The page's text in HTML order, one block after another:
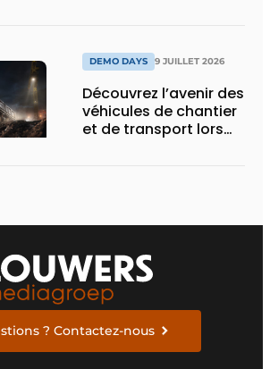
DEMO DAYS 9 JUILLET 2026
Découvrez l’avenir des
véhicules de chantier
et de transport lors
? Contactez-nous